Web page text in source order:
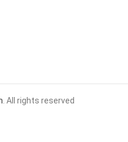
. All rights reserved